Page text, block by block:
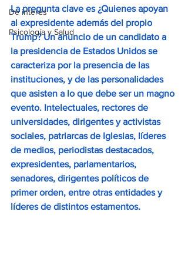
De interés
Psicología y Salud
La pregunta clave es ¿Quienes apoyan
al expresidente además del propio
Trump? Un anuncio de un candidato a
la presidencia de Estados Unidos se
caracteriza por la presencia de las
instituciones, y de las personalidades
que asisten a lo que debe ser un magno
evento. Intelectuales, rectores de
universidades, dirigentes y activistas
sociales, patriarcas de Iglesias, líderes
de medios, periodistas destacados,
expresidentes, parlamentarios,
senadores, dirigentes políticos de
primer orden, entre otras entidades y
líderes de distintos estamentos.